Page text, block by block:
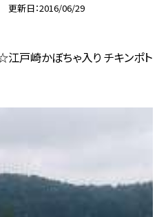
更新日 2016/06/29
江戸崎かぼちゃ入り チキンポト